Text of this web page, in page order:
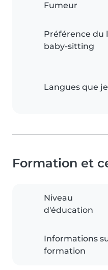
Fumeur
Préférence du
baby-sitting
Langues que
Formation et
Niveau
d'éducation
Informations
formation